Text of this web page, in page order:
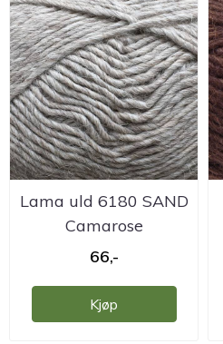
Lama uld 6180 SAND
Camarose
66,-
Kjøp